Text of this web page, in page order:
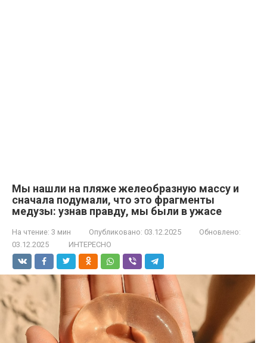
Мы нашли на пляже желеобразную массу и
сначала подумали, что это фрагменты
медузы: узнав правду, мы были в ужасе
На чтение: 3 мин Опубликовано: 03.12.2025
Обновлено:
03.12.2025
ИНТЕРЕСНО